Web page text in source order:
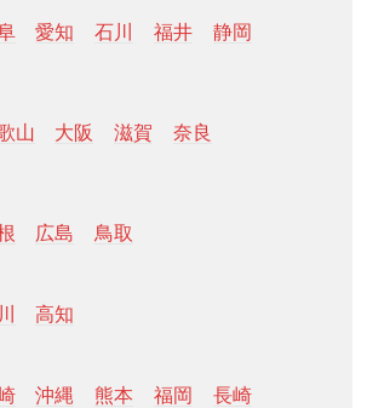
愛知 石川 福井 静岡
山 大阪 滋賀 奈良
広島
鳥取
高知
沖縄 熊本 福岡
長崎